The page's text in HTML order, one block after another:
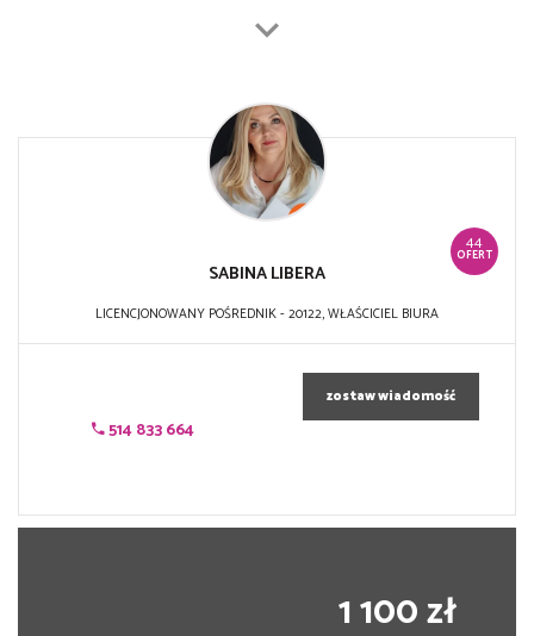
44
OFERT
SABINA LIBERA
LICENCJONOWANY POŚREDNIK - 20122, WŁAŚCICIEL BIURA
514 833 664
zostaw wiadomość
1 100 zł